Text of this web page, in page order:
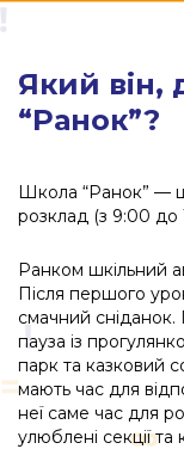
Який він,
“Ранок”?
Школа “Ранок” —
розклад (з 9:00 до
Ранком шкільний
Після першого
смачний сніданок.
пауза із
парк та казковий
мають час для
неї саме час для
улюблені секції та